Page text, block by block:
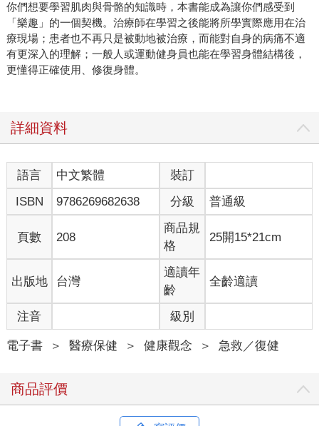
你們想要學習肌肉與骨骼的知識時，本書能成為讓你們感受到
「樂趣」的一個契機。治療師在學習之後能將所學實際應用在治
療現場；患者也不再只是被動地被治療，而能對自身的病痛不適
有更深入的理解；一般人或運動健身員也能在學習身體結構後，
更懂得正確使用、修復身體。
詳細資料
語言 中文繁體
裝訂
ISBN
9786269682638 分級 普通級
頁數 208
商品規
格
25開15*21cm
出版地 台灣
適讀年
齡
全齡適讀
注音 級別
電子書 ＞ 醫療保健 ＞ 健康觀念 ＞ 急救／復健
商品評價